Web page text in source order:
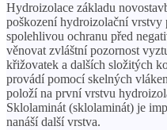
Hydroizolace základu
poškození hydroizolační
spolehlivou ochranu před
věnovat zvláštní pozornost
křižovatek a dalších složitých
provádí pomocí skelných
položí na první vrstvu
Sklolaminát (sklolaminát) je
nanáší další vrstva.